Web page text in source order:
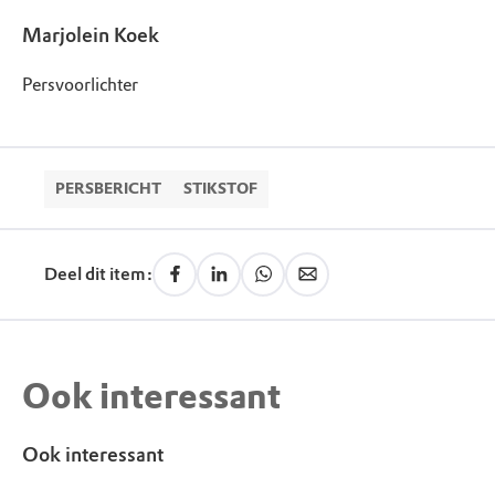
Marjolein Koek
Persvoorlichter
PERSBERICHT STIKSTOF
Deel dit item:
Ook interessant
Ook interessant